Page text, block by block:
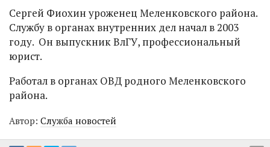
Сергей Фиохин уроженец Меленковского района.
Службу в органах внутренних дел начал в 2003
году. Он выпускник ВлГУ, профессиональный
юрист.
Работал в органах ОВД родного Меленковского
района.
Автор: Служба новостей